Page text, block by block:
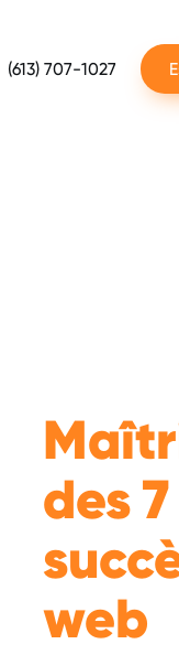
(613) 707-1027
des
web